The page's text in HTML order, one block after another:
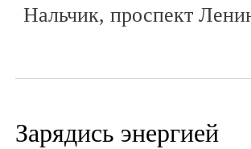
Нальчик, проспект
Зарядись энергией